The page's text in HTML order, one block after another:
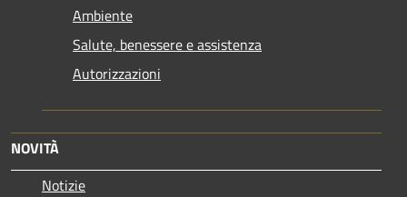
Ambiente
Salute, benessere e assistenza
Autorizzazioni
NOVITÀ
Notizie